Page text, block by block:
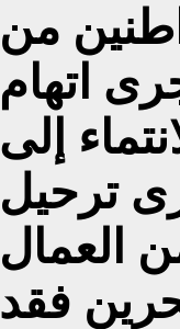
من
اتهام
إلى
ترحيل
العمال
فقد